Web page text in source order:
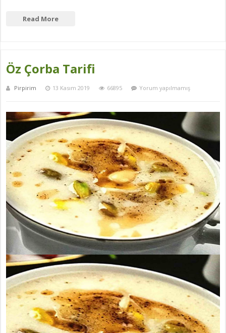
Read More
Öz Çorba Tarifi
Pirpirim 13 Kasım 2019 66895 Yorum yapılmamış